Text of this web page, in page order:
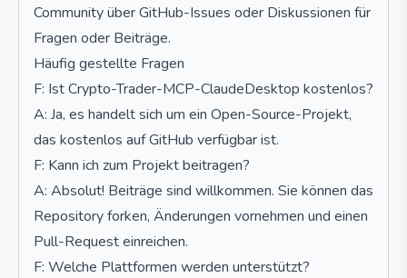
Community über GitHub-Issues oder Diskussionen für
Fragen oder Beiträge.
Häufig gestellte Fragen
F: Ist Crypto-Trader-MCP-ClaudeDesktop kostenlos?
A: Ja, es handelt sich um ein Open-Source-Projekt,
das kostenlos auf GitHub verfügbar ist.
F: Kann ich zum Projekt beitragen?
A: Absolut! Beiträge sind willkommen. Sie können das
Repository forken, Änderungen vornehmen und einen
Pull-Request einreichen.
F: Welche Plattformen werden unterstützt?